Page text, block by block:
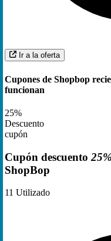
Ir a la oferta
Cupones de Shopbop
funcionan
25%
Descuento
cupón
Cupón descuento 25%
ShopBop
11 Utilizado